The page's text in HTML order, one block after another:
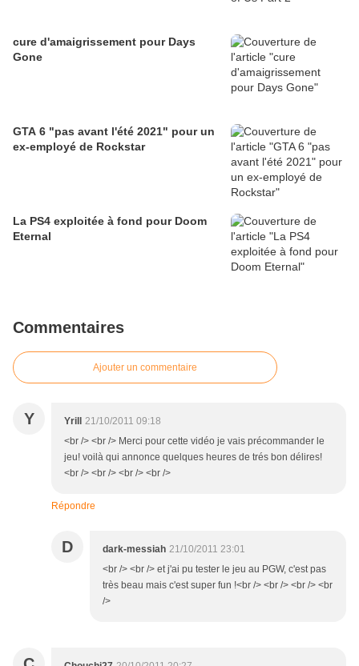
cure d'amaigrissement pour Days
Gone
GTA 6 "pas avant l'été 2021" pour un
ex-employé de Rockstar
La PS4 exploitée à fond pour Doom
Eternal
Commentaires
Ajouter un commentaire
Y Yrill
21/10/2011 09:18
<br /> <br /> Merci pour cette vidéo je vais précommander le
jeu! voilà qui annonce quelques heures de trés bon délires!
<br /> <br /> <br /> <br />
Répondre
D dark-messiah 21/10/2011 23:01
<br /> <br /> et j'ai pu tester le jeu au PGW, c'est pas
très beau mais c'est super fun !<br /> <br /> <br /> <br
/>